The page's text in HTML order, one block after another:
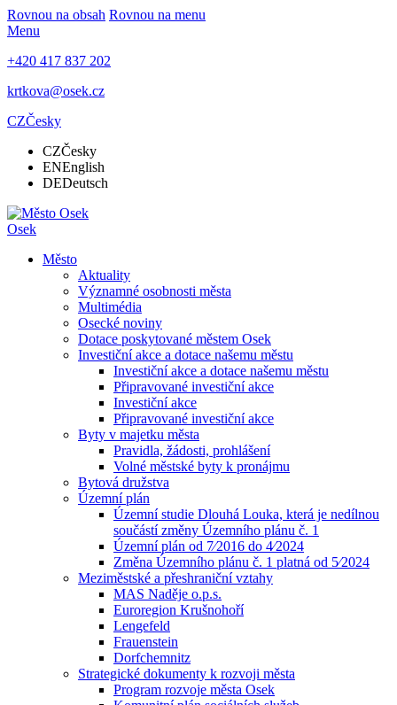
Rovnou na obsah Rovnou na menu
Menu
+420 417 837 202
krtkova@osek.cz
CZČesky
CZČesky
ENEnglish
DEDeutsch
Osek
Město
Aktuality
Významné osobnosti města
Multimédia
Osecké noviny
Dotace poskytované městem Osek
Investiční akce a dotace našemu městu
Investiční akce a dotace našemu městu
Připravované investiční akce
Investiční akce
Připravované investiční akce
Byty v majetku města
Pravidla, žádosti, prohlášení
Volné městské byty k pronájmu
Bytová družstva
Územní plán
Územní studie Dlouhá Louka, která je nedílnou
součástí změny Územního plánu č. 1
Územní plán od 7⁄2016 do 4⁄2024
Změna Územního plánu č. 1 platná od 5⁄2024
Meziměstské a přeshraniční vztahy
MAS Naděje o.p.s.
Euroregion Krušnohoří
Lengefeld
Frauenstein
Dorfchemnitz
Strategické dokumenty k rozvoji města
Program rozvoje města Osek